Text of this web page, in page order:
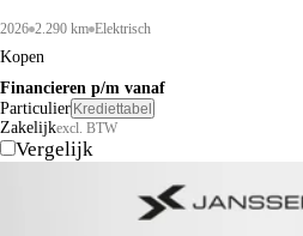
2026 2.290 km Elektrisch
Kopen
Financieren p/m vanaf
Particulier Krediettabel
Zakelijkexcl. BTW
Vergelijk